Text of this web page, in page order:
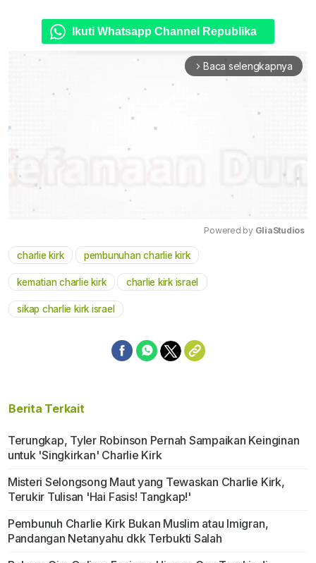
Ikuti Whatsapp Channel Republika
arrow_forward_ios Baca selengkapnya
Powered by GliaStudios
charlie kirk pembunuhan charlie kirk
kematian charlie kirk charlie kirk israel
sikap charlie kirk israel
Berita Terkait
Terungkap, Tyler Robinson Pernah Sampaikan Keinginan
untuk 'Singkirkan' Charlie Kirk
Misteri Selongsong Maut yang Tewaskan Charlie Kirk,
Terukir Tulisan 'Hai Fasis! Tangkap!'
Pembunuh Charlie Kirk Bukan Muslim atau Imigran,
Pandangan Netanyahu dkk Terbukti Salah